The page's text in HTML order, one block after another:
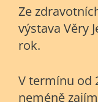
Ze
výstava Věry
rok.
V termínu od
neméně